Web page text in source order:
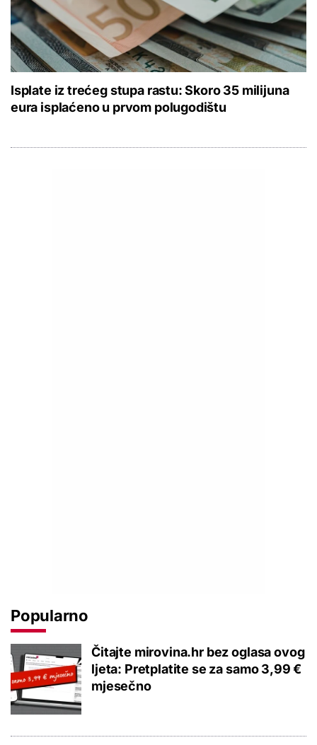
Isplate iz trećeg stupa rastu: Skoro 35 milijuna
eura isplaćeno u prvom polugodištu
Popularno
Čitajte mirovina.hr bez oglasa ovog
ljeta: Pretplatite se za samo 3,99 €
mjesečno